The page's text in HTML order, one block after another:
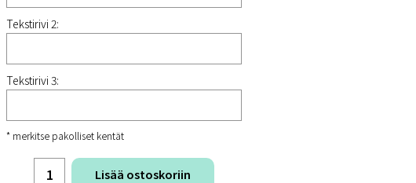
Tekstirivi 2:
Tekstirivi 3:
* merkitse pakolliset kentät
Lisää ostoskoriin